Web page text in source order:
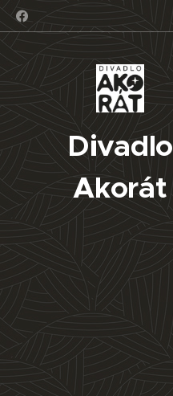
Divadlo
Akorát